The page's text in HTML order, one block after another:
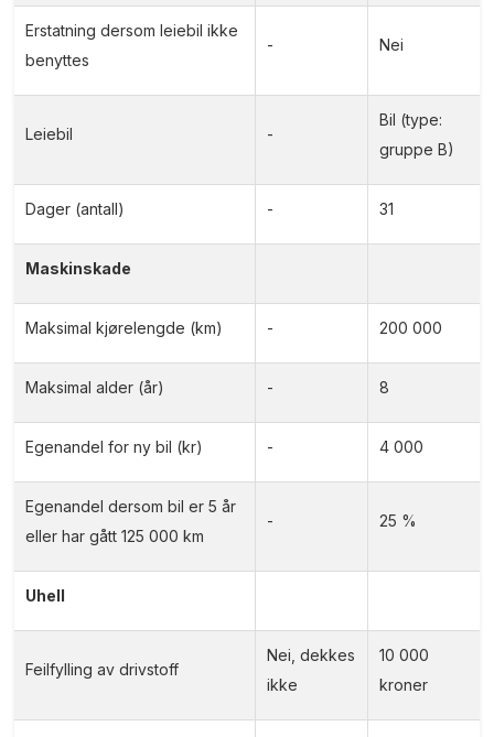
Erstatning dersom leiebil ikke
benyttes
- Nei
Leiebil -
Bil (type:
gruppe B)
Dager (antall) - 31
Maskinskade
Maksimal kjørelengde (km) - 200 000
Maksimal alder (år) - 8
Egenandel for ny bil (kr) - 4 000
Egenandel dersom bil er 5 år
eller har gått 125 000 km
- 25 %
Uhell
Feilfylling av drivstoff
Nei, dekkes
ikke
10 000
kroner